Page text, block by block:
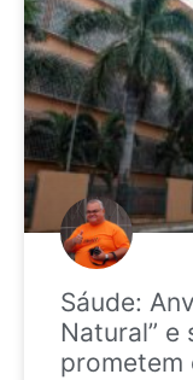
Sáude:
Natural” e
prometem